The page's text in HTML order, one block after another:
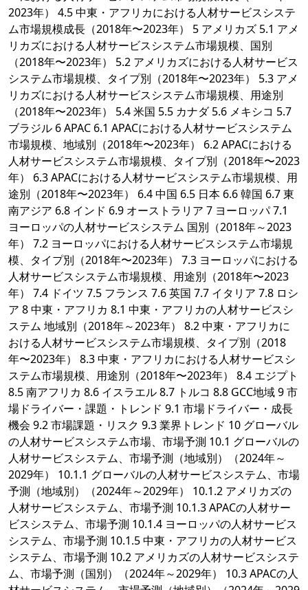
2023年） 4.5 中東・アフリカにおける人材サービスシステ
ム市場規模成長（2018年〜2023年） 5 アメリカズ 5.1 アメ
リカズにおける人材サービスシステム市場規模、国別
（2018年〜2023年） 5.2 アメリカズにおける人材サービス
システム市場規模、タイプ別（2018年〜2023年） 5.3 アメ
リカズにおける人材サービスシステム市場規模、用途別
（2018年〜2023年） 5.4 米国 5.5 カナダ 5.6 メキシコ 5.7
ブラジル 6 APAC 6.1 APACにおける人材サービスシステム
市場規模、地域別（2018年〜2023年） 6.2 APACにおける
人材サービスシステム市場規模、タイプ別（2018年〜2023
年） 6.3 APACにおける人材サービスシステム市場規模、用
途別（2018年〜2023年） 6.4 中国 6.5 日本 6.6 韓国 6.7 東
南アジア 6.8 インド 6.9 オーストラリア 7 ヨーロッパ 7.1
ヨーロッパの人材サービスシステム 国別（2018年～2023
年） 7.2 ヨーロッパにおける人材サービスシステム市場規
模、タイプ別（2018年〜2023年） 7.3 ヨーロッパにおける
人材サービスシステム市場規模、用途別（2018年〜2023
年） 7.4 ドイツ 7.5 フランス 7.6 英国 7.7 イタリア 7.8 ロシ
ア 8 中東・アフリカ 8.1 中東・アフリカの人材サービスシ
ステム 地域別（2018年～2023年） 8.2 中東・アフリカに
おける人材サービスシステム市場規模、タイプ別（2018
年〜2023年） 8.3 中東・アフリカにおける人材サービスシ
ステム市場規模、用途別（2018年〜2023年） 8.4 エジプト
8.5 南アフリカ 8.6 イスラエル 8.7 トルコ 8.8 GCC地域 9 市
場ドライバー・課題・トレンド 9.1 市場ドライバー・成長
機会 9.2 市場課題・リスク 9.3 業界トレンド 10 グローバル
の人材サービスシステム市場、市場予測 10.1 グローバルの
人材サービスシステム、市場予測（地域別）（2024年～
2029年） 10.1.1 グローバルの人材サービスシステム、市場
予測（地域別）（2024年～2029年） 10.1.2 アメリカズの
人材サービスシステム、市場予測 10.1.3 APACの人材サー
ビスシステム、市場予測 10.1.4 ヨーロッパの人材サービス
システム、市場予測 10.1.5 中東・アフリカの人材サービス
システム、市場予測 10.2 アメリカズの人材サービスシステ
ム、市場予測（国別）（2024年～2029年） 10.3 APACの人